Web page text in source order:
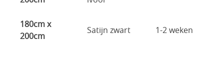
180cm x
200cm
Satijn zwart 1-2 weken